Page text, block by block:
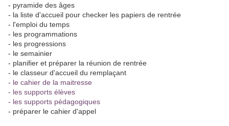
- pyramide des âges
- la liste d'accueil pour checker les papiers de rentrée
- l'emploi du temps
- les programmations
- les progressions
- le semainier
- planifier et préparer la réunion de rentrée
- le classeur d'accueil du remplaçant
- le cahier de la maitresse
- les supports élèves
- les supports pédagogiques
- préparer le cahier d'appel